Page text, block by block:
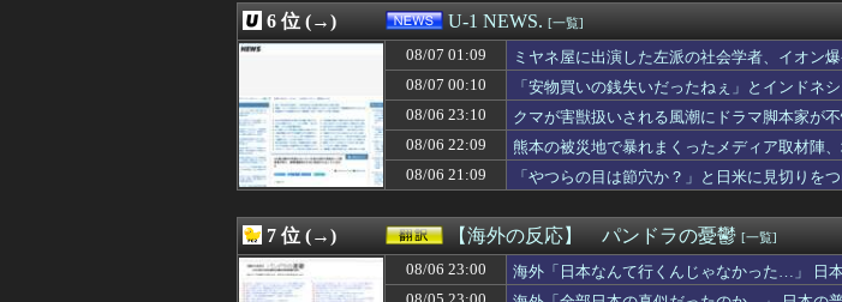
08/07 01:00
【競馬】アスコットにいる武豊騎手とルメール騎手 紹介文
08/07 01:00
【遊戯王OCG情報】UTILITY SELECTION収録『聖なる心のバ
08/07 01:00
年商10億円を超える「ひとり親方」が激増、Mac miniを大
【画像】このボケて、破壊力ありすぎてクッソワロタｗｗ
08/07 01:00
中日ドラゴンズ、Aクラスまで3ゲーム差wwwwwwwww
08/07 01:00
ヤニネコ・みぃちゃん・のあ先輩・もちづきさん「結婚し
08/07 01:00
近畿大学准教授、苦言「みいちゃん呼びが揶揄する言葉と
08/07 01:00
【たけしの挑戦状】アプリ版で配信開始 伝説のクソゲーだ
08/07 01:00
匿名だからいえるけど、代理出産ありだと思う。そういう
08/07 01:00
いい歳して独身の男の人いるでしょ？
08/07 01:00
【ポーランド】ポーランドの歴史の概要【ポーランドボール
08/07 01:00
【ラブライブ！】すみれちゃんのお尻を意味もなく叩いて
08/07 01:00
韓国人「ロト1等17.7億ウォンが16人…自動選択15か所、手
6 位 (→) U-1 NEWS. [一覧]
08/07 01:09
ミヤネ屋に出演した左派の社会学者、イオ
08/07 00:10
「安物買いの銭失いだったねぇ」とインドネ
なんだ？
08/06 23:10
クマが害獣扱いされる風潮にドラマ脚本家が
おり……
08/06 22:09
熊本の被災地で暴れまくったメディア取材陣
08/06 21:09
「やつらの目は節穴か？」と日米に見切りを
7 位 (→) 【海外の反応】 パンドラの憂鬱 [一覧]
08/06 23:00
海外「日本なんて行くんじゃなかった…」 日